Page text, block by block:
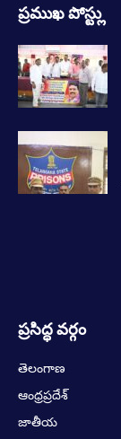
ప్రముఖ పోస్ట్లు
ప్రసిద్ధ వర్గం
తెలంగాణ
ఆంధ్రప్రదేశ్
జాతీయ